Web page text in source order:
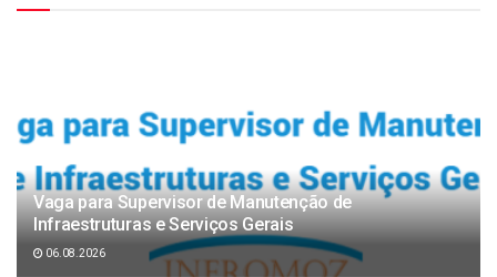
Vaga para Supervisor de Manutenção de
Infraestruturas e Serviços Gerais
06.08.2026